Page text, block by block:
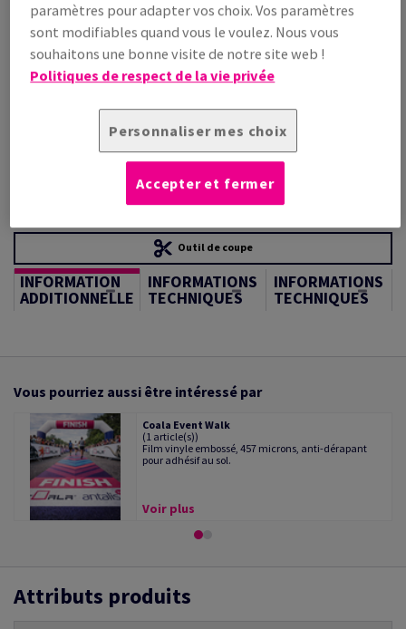
EN STOCK
Guide des quantités
paquet(s)
Outil de coupe
INFORMATION
ADDITIONNELLE
INFORMATIONS
TECHNIQUES
INFORMATIONS
TECHNIQUES
Vous pourriez aussi être intéressé par
Coala Event Walk
(1 article(s))
Film vinyle embossé, 457 microns, anti-dérapant
pour adhésif au sol.
Voir plus
Attributs produits
paramètres pour adapter vos choix. Vos paramètres
sont modifiables quand vous le voulez. Nous vous
souhaitons une bonne visite de notre site web !
Politiques de respect de la vie privée
Personnaliser mes choix
Accepter et fermer